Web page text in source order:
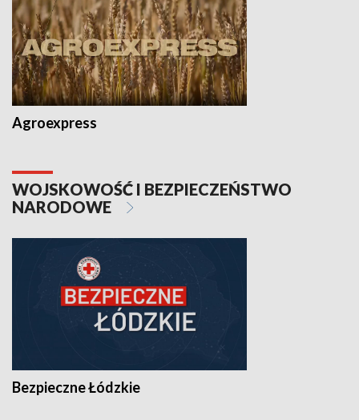
Agroexpress
WOJSKOWOŚĆ I BEZPIECZEŃSTWO
NARODOWE
Bezpieczne Łódzkie